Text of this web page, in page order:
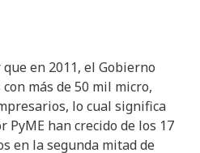
en 2011, el Gobierno
más de 50 mil micro,
lo cual significa
PyME han crecido de los 17
en la segunda mitad de